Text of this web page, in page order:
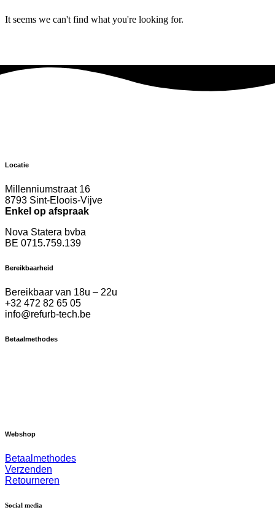
It seems we can't find what you're looking for.
Locatie
Millenniumstraat 16
8793 Sint-Eloois-Vijve
Enkel op afspraak
Nova Statera bvba
BE 0715.759.139
Bereikbaarheid
Bereikbaar van 18u – 22u
+32 472 82 65 05
info@refurb-tech.be
Betaalmethodes
Webshop
Betaalmethodes
Verzenden
Retourneren
Social media